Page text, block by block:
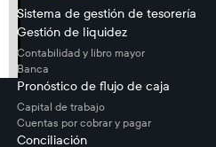
Sistema de gestión de tesorería
Gestión de liquidez
Contabilidad y libro mayor
Banca
Pronóstico de flujo de caja
Capital de trabajo
Cuentas por cobrar y pagar
Conciliación